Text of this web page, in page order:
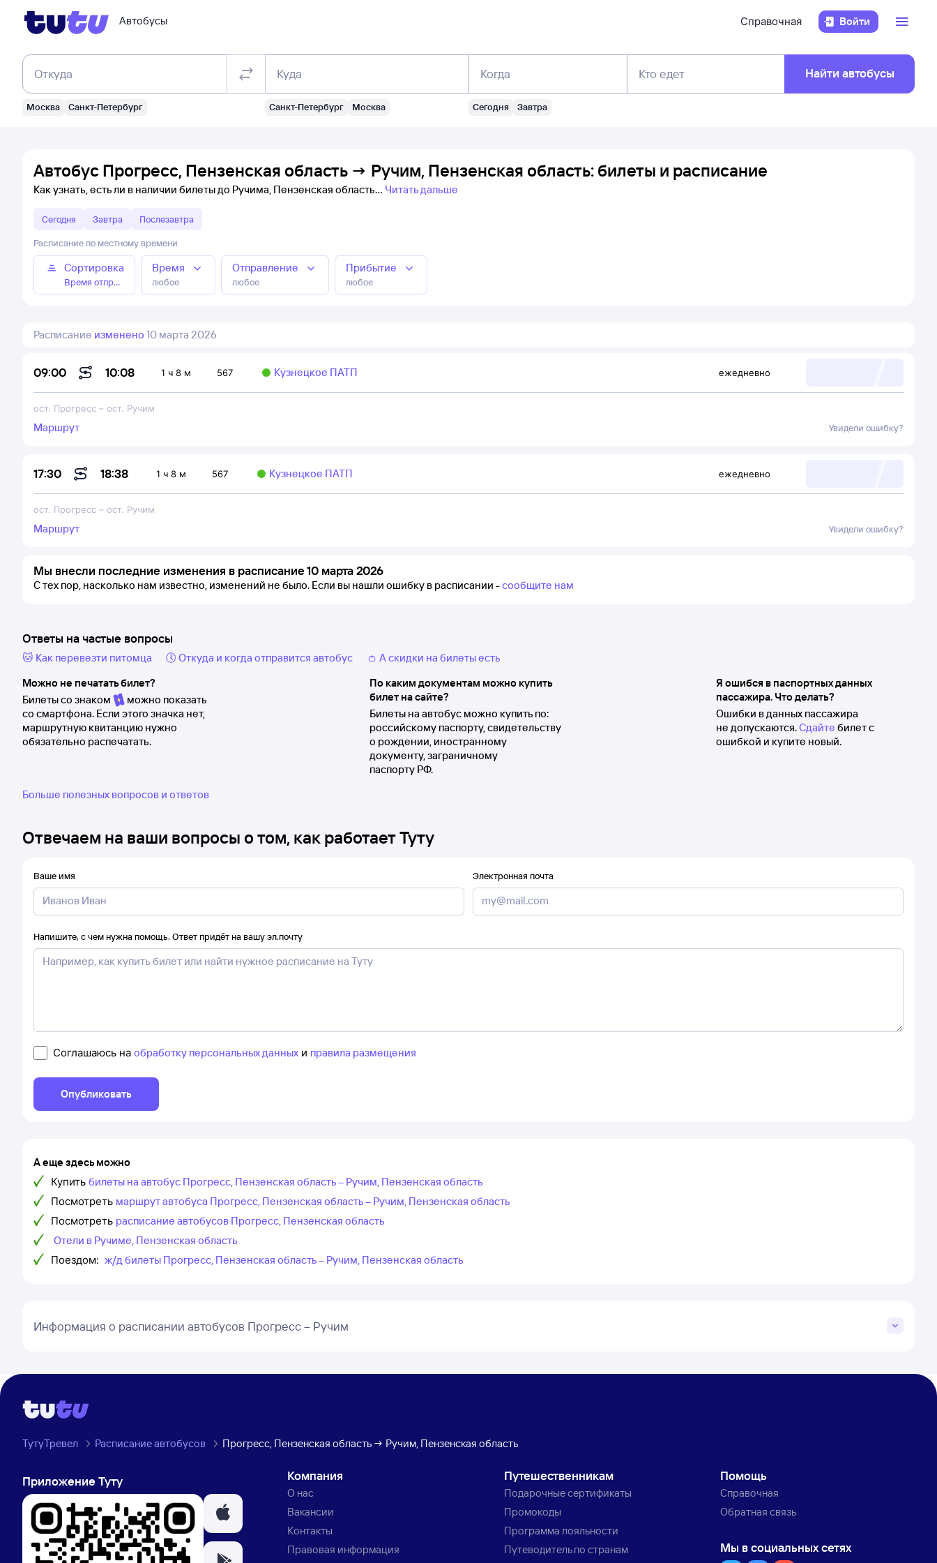
Автобусы Справочная Войти
Откуда
Москва Санкт-Петербург
Куда
Санкт-Петербург Москва
Когда
Сегодня Завтра
Кто едет Найти автобусы
Автобус Прогресс, Пензенская область → Ручим, Пензенская область: билеты и расписание
Как узнать, есть ли в наличии билеты до Ручима, Пензенская область Читать дальше
Сегодня Завтра Послезавтра
Расписание по местному времени
Сортировка
Время отправления
Время
любое
Отправление
любое
Прибытие
любое
Расписание изменено 10 марта 2026
09:00 10:08 1 ч 8 м 567 Кузнецкое ПАТП ежедневно
ост. Прогресс – ост. Ручим
Маршрут Увидели ошибку?
17:30 18:38 1 ч 8 м 567 Кузнецкое ПАТП ежедневно
ост. Прогресс – ост. Ручим
Маршрут Увидели ошибку?
Мы внесли последние изменения в расписание 10 марта 2026
С тех пор, насколько нам известно, изменений не было. Если вы нашли ошибку в расписании -сообщите нам
Ответы на частые вопросы
🐱 Как перевезти питомца 🕔 Откуда и когда отправится автобус
👛 А скидки на билеты есть
Можно не печатать билет?
Билеты со знаком
можно показать
со смартфона. Если этого значка нет,
маршрутную квитанцию нужно
обязательно распечатать.
По каким документам можно купить
билет на сайте?
Билеты на автобус можно купить по:
российскому паспорту, свидетельству
о рождении, иностранному
документу, заграничному
паспорту РФ.
Я ошибся в паспортных данных
пассажира. Что делать?
Ошибки в данных пассажира
не допускаются.Сдайте билет с
ошибкой и купите новый.
Больше полезных вопросов и ответов
Отвечаем на ваши вопросы о том, как работает Туту
Ваше имя Электронная почта
Напишите, с чем нужна помощь. Ответ придёт на вашу эл.почту
Соглашаюсь на обработку персональных данных и правила размещения
Опубликовать
А еще здесь можно
Купить билеты на автобус Прогресс, Пензенская область – Ручим, Пензенская область
Посмотреть маршрут автобуса Прогресс, Пензенская область – Ручим, Пензенская область
Посмотреть расписание автобусов Прогресс, Пензенская область
Отели в Ручиме, Пензенская область
Поездом: ж/д билеты Прогресс, Пензенская область – Ручим, Пензенская область
Информация о расписании автобусов Прогресс – Ручим
ТутуТревел Расписание автобусов Прогресс, Пензенская область → Ручим, Пензенская область
Приложение Туту Компания
О нас
Вакансии
Контакты
Правовая информация
Путешественникам
Подарочные сертификаты
Промокоды
Программа лояльности
Путеводитель по странам
Помощь
Справочная
Обратная связь
Мы в социальных сетях